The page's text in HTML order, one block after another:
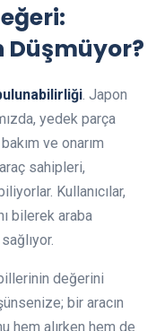
Düşmüyor?
. Japon
yedek parça
ve onarım
sahipleri,
Kullanıcılar,
bilerek araba
değerini
bir aracın
hem alırken hem de